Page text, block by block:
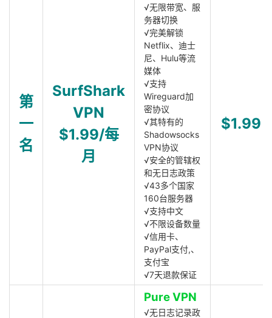
第
一
名
SurfShark
VPN
$1.99/每
月
√无限带宽、服
务器切换
√完美解锁
Netflix、迪士
尼、Hulu等流
媒体
√支持
Wireguard加
密协议
√其特有的
Shadowsocks
VPN协议
√安全的管辖权
和无日志政策
√43多个国家
160台服务器
√支持中文
√不限设备数量
√信用卡、
PayPal支付,、
支付宝
√7天退款保证
$1.99
Pure VPN
√无日志记录政